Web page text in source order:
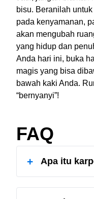
bisu. Beranilah
pada kenyamanan,
akan mengubah
yang hidup dan
Anda hari ini, buka
magis yang bisa
bawah kaki Anda.
“bernyanyi”!
FAQ
Apa itu
+